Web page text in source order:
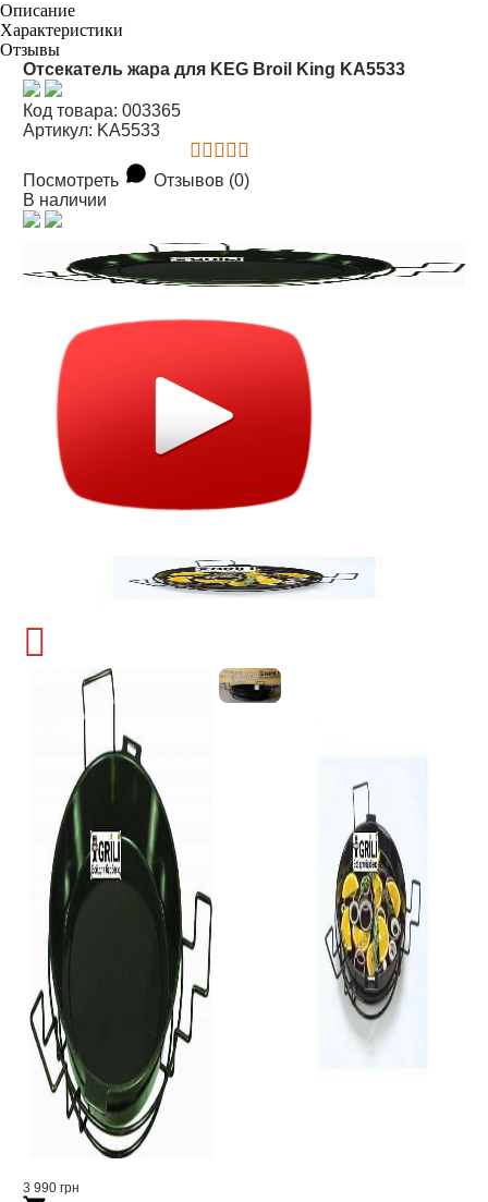
Описание
Характеристики
Отзывы
Отсекатель жара для KEG Broil King KA5533
Код товара: 003365
Артикул: KA5533
Посмотреть
Отзывов (0)
В наличии
3 990 грн